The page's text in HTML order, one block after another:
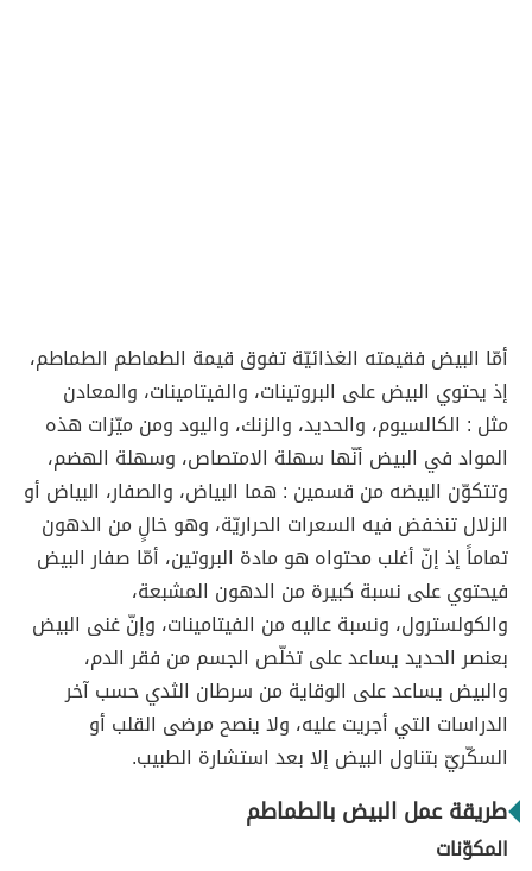
أمّا البيض فقيمته الغذائيّة تفوق قيمة الطماطم الطماطم،
إذ يحتوي البيض على البروتينات، والفيتامينات، والمعادن
مثل : الكالسيوم، والحديد، والزنك، واليود ومن ميّزات هذه
المواد في البيض أنّها سهلة الامتصاص، وسهلة الهضم،
وتتكوّن البيضه من قسمين : هما البياض، والصفار، البياض أو
الزلال تنخفض فيه السعرات الحراريّة، وهو خالٍ من الدهون
تماماً إذ إنّ أغلب محتواه هو مادة البروتين، أمّا صفار البيض
فيحتوي على نسبة كبيرة من الدهون المشبعة،
والكولسترول، ونسبة عاليه من الفيتامينات، وإنّ غنى البيض
بعنصر الحديد يساعد على تخلّص الجسم من فقر الدم،
والبيض يساعد على الوقاية من سرطان الثدي حسب آخر
الدراسات التي أجريت عليه، ولا ينصح مرضى القلب أو
السكّريّ بتناول البيض إلا بعد استشارة الطبيب.
طريقة عمل البيض بالطماطم
المكوّنات